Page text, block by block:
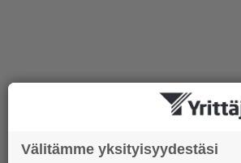
Välitämme yksityisyydestäsi